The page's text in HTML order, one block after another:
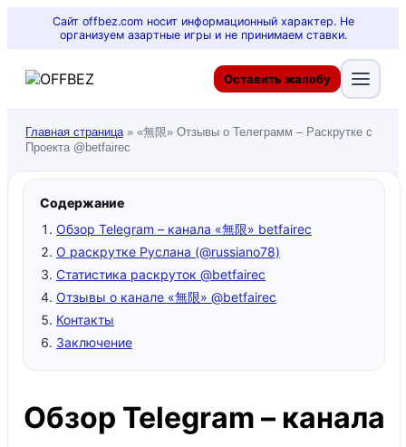
Сайт offbez.com носит информационный характер. Не
организуем азартные игры и не принимаем ставки.
Оставить жалобу
Главная страница» «無限» Отзывы о Телеграмм – Раскрутке с
Проекта @betfairec
Содержание
Обзор Telegram – канала «無限» betfairec
О раскрутке Руслана (@russiano78)
Статистика раскруток @betfairec
Отзывы о канале «無限» @betfairec
Контакты
Заключение
Обзор Telegram – канала